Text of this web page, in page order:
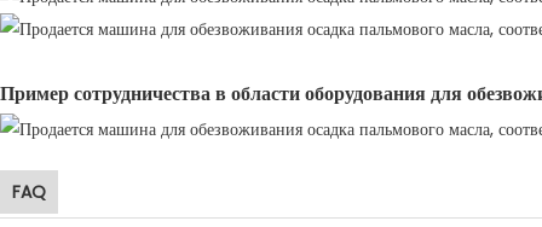
Пример сотрудничества в области оборудования для
FAQ